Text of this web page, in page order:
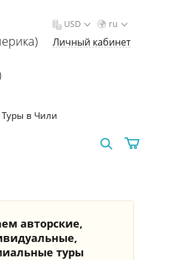
ru
USD
Личный кабинет
Туры в Чили
авторские,
туры